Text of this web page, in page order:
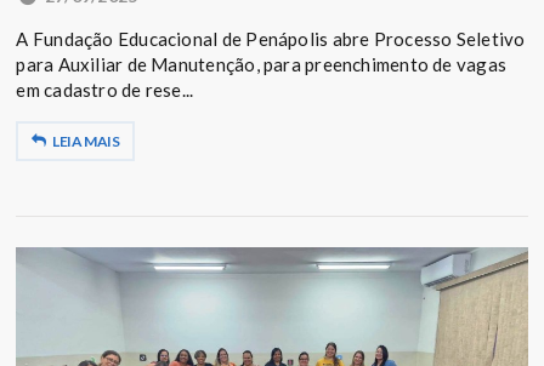
A Fundação Educacional de Penápolis abre Processo Seletivo
para Auxiliar de Manutenção, para preenchimento de vagas
em cadastro de rese...
LEIA MAIS